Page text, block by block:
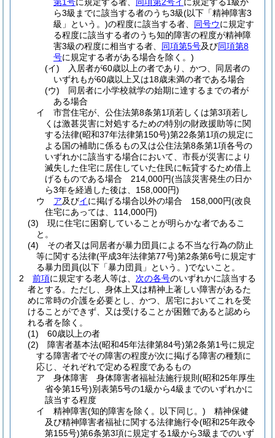
ら3級までに該当する者のうち3級(以下「精神障害3
級」という。)の程度に該当する者、 同号ウに規定す
る程度に該当する者のうち知的障害の程度が精神障
害3級の程度に相当する者、 同項第5号及び同項第8
号に規定する者がある場合を除く。)
(イ)
入居者が60歳以上の者であり、かつ、同居者の
いずれもが60歳以上又は18歳未満の者である場合
(ウ)
同居者に小学校就学の始期に達するまでの者が
ある場合
イ
市営住宅が、公住法第8条第1項若しくは第3項若し
くは激甚災害に対処するための特別の財政援助等に関
する法律(昭和37年法律第150号)第22条第1項の規定に
よる国の補助に係るもの又は公住法第8条第1項各号の
いずれかに該当する場合において、市長が災害により
滅失した住宅に居住していた住民に転貸するため借上
げるものである場合 214,000円(当該災害発生の日か
ら3年を経過した後は、158,000円)
ウ
ア及びイに掲げる場合以外の場合 158,000円(改良
住宅にあっては、114,000円)
(3)
現に住宅に困窮していることが明らかな者であるこ
と。
(4)
その者又は同居者が暴力団員による不当な行為の防止
等に関する法律(平成3年法律第77号)第2条第6号に規定す
る暴力団員(以下「暴力団員」という。)でないこと。
2
前項に規定する老人等は、 次の各号のいずれかに該当する
者とする。 ただし、身体上又は精神上著しい障害があるた
めに常時の介護を必要とし、かつ、居宅においてこれを受
けることができず、又は受けることが困難であると認めら
れる者を除く。
(1)
60歳以上の者
(2)
障害者基本法(昭和45年法律第84号)第2条第1号に規定
する障害者でその障害の程度が次に掲げる障害の種類に
応じ、それぞれで定める程度であるもの
ア
身体障害 身体障害者福祉法施行規則 (昭和25年厚生
省令第15号)別表第5号の1級から4級までのいずれかに
該当する程度
イ
精神障害(知的障害を除く。以下同じ。) 精神保健
及び精神障害者福祉に関する法律施行令(昭和25年政令
第155号)第6条第3項に規定する1級から3級までのいず